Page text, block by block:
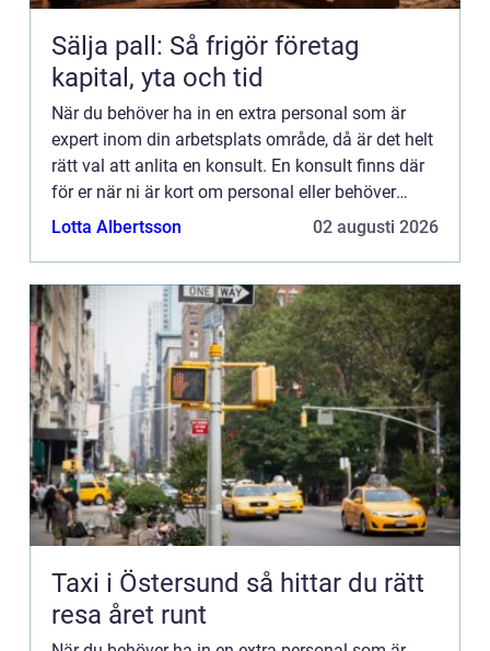
Sälja pall: Så frigör företag
kapital, yta och tid
När du behöver ha in en extra personal som är
expert inom din arbetsplats område, då är det helt
rätt val att anlita en konsult. En konsult finns där
för er när ni är kort om personal eller behöver
rådgivning inom ett visst ämne. De är specialister
Lotta Albertsson 02 augusti 2026
Taxi i Östersund så hittar du rätt
resa året runt